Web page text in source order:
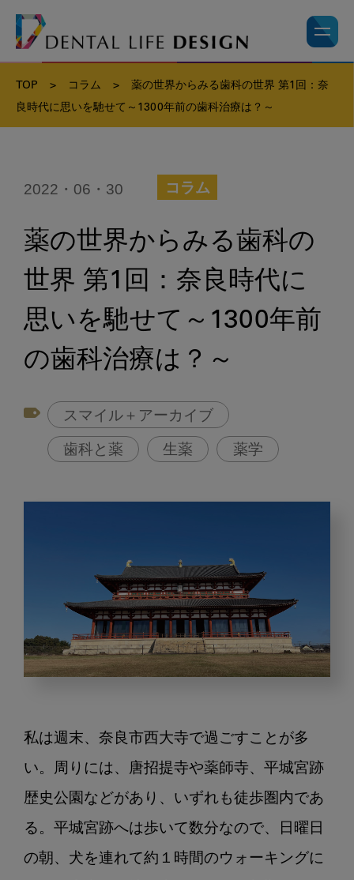
TOP > コラム >
薬の世界からみる歯科の世界 第1回：奈
良時代に思いを馳せて～1300年前の歯科治療は？～
2022・06・30 コラム
薬の世界からみる歯科の
世界 第1回：奈良時代に
思いを馳せて～1300年前
の歯科治療は？～
スマイル＋アーカイブ
歯科と薬 生薬 薬学
世
界
か
ら
る
歯
私は週末、奈良市西大寺で過ごすことが多
い。周りには、唐招提寺や薬師寺、平城宮跡
歴史公園などがあり、いずれも徒歩圏内であ
る。平城宮跡へは歩いて数分なので、日曜日
の朝、犬を連れて約１時間のウォーキングに